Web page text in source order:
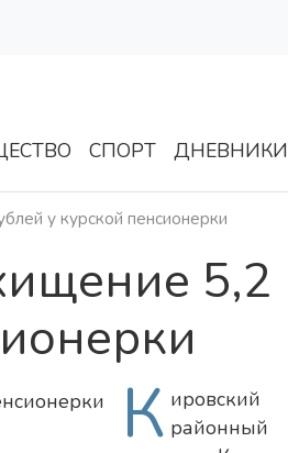
СПОРТ ДНЕВНИКИ
у курской пенсионерки
5,2
К ировский
районный